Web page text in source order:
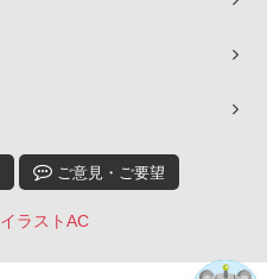
ご意見・ご要望
イラストAC